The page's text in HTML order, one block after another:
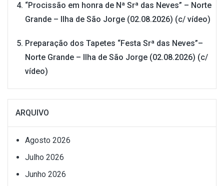
“Procissão em honra de Nª Srª das Neves” – Norte
Grande – Ilha de São Jorge (02.08.2026) (c/ vídeo)
Preparação dos Tapetes “Festa Srª das Neves”–
Norte Grande – Ilha de São Jorge (02.08.2026) (c/
vídeo)
ARQUIVO
Agosto 2026
Julho 2026
Junho 2026